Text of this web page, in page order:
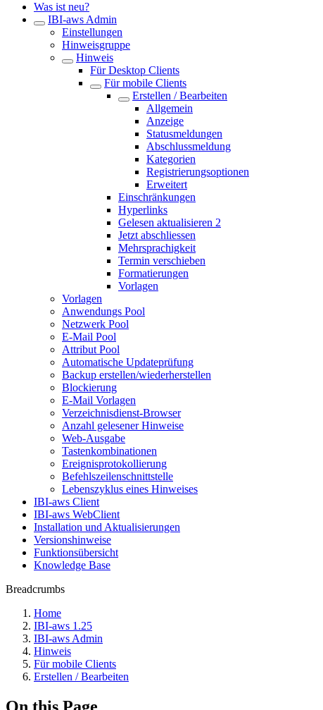
Was ist neu?
IBI-aws Admin
Einstellungen
Hinweisgruppe
Hinweis
Für Desktop Clients
Für mobile Clients
Erstellen / Bearbeiten
Allgemein
Anzeige
Statusmeldungen
Abschlussmeldung
Kategorien
Registrierungsoptionen
Erweitert
Einschränkungen
Hyperlinks
Gelesen aktualisieren 2
Jetzt abschliessen
Mehrsprachigkeit
Termin verschieben
Formatierungen
Vorlagen
Vorlagen
Anwendungs Pool
Netzwerk Pool
E-Mail Pool
Attribut Pool
Automatische Updateprüfung
Backup erstellen/wiederherstellen
Blockierung
E-Mail Vorlagen
Verzeichnisdienst-Browser
Anzahl gelesener Hinweise
Web-Ausgabe
Tastenkombinationen
Ereignisprotokollierung
Befehlszeilenschnittstelle
Lebenszyklus eines Hinweises
IBI-aws Client
IBI-aws WebClient
Installation und Aktualisierungen
Versionshinweise
Funktionsübersicht
Knowledge Base
Breadcrumbs
Home
IBI-aws 1.25
IBI-aws Admin
Hinweis
Für mobile Clients
Erstellen / Bearbeiten